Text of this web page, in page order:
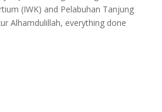
(IWK) and Pelabuhan Tanjung
Alhamdulillah, everything done